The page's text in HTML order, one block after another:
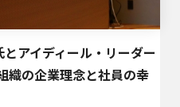
アイディール・リーダー
織の企業理念と社員の幸